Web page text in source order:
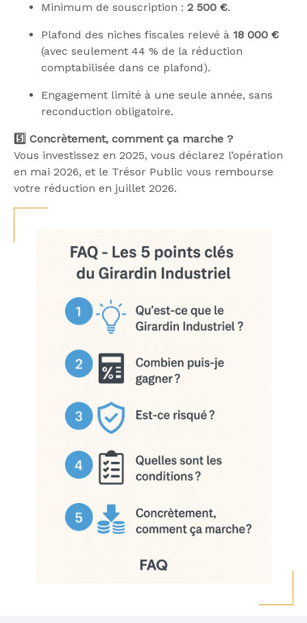
Minimum de souscription : 2 500 €.
Plafond des niches fiscales relevé à 18 000 €
(avec seulement 44 % de la réduction
comptabilisée dans ce plafond).
Engagement limité à une seule année, sans
reconduction obligatoire.
5️⃣ Concrètement, comment ça marche ?
Vous investissez en 2025, vous déclarez l’opération
en mai 2026, et le Trésor Public vous rembourse
votre réduction en juillet 2026.